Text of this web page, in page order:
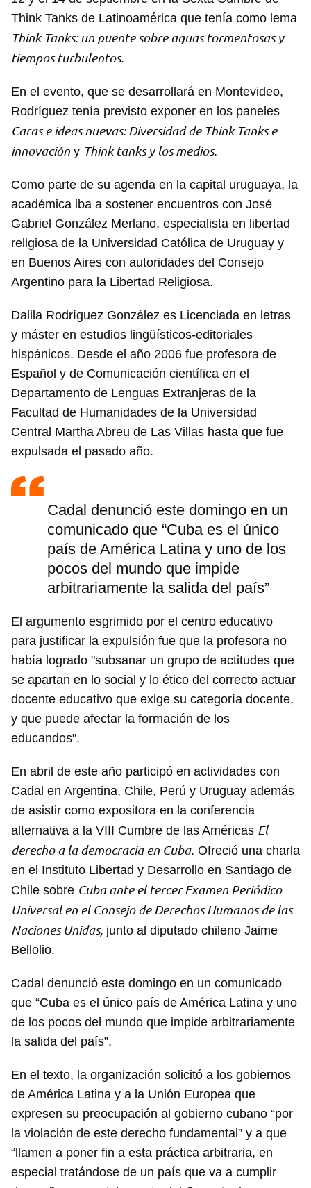
Guardar como favorito
Para poder guardar como favorito, primero has de
Think Tanks de Latinoamérica que tenía como lema
Think Tanks: un puente sobre aguas tormentosas y
tiempos turbulentos.
En el evento, que se desarrollará en Montevideo,
Rodríguez tenía previsto exponer en los paneles
Caras e ideas nuevas: Diversidad de Think Tanks e
innovación y Think tanks y los medios.
Como parte de su agenda en la capital uruguaya, la
académica iba a sostener encuentros con José
Gabriel González Merlano, especialista en libertad
religiosa de la Universidad Católica de Uruguay y
en Buenos Aires con autoridades del Consejo
Argentino para la Libertad Religiosa.
Dalila Rodríguez González es Licenciada en letras
y máster en estudios lingüísticos-editoriales
hispánicos. Desde el año 2006 fue profesora de
Español y de Comunicación científica en el
Departamento de Lenguas Extranjeras de la
Facultad de Humanidades de la Universidad
Central Martha Abreu de Las Villas hasta que fue
expulsada el pasado año.
Cadal denunció este domingo en un
comunicado que “Cuba es el único
país de América Latina y uno de los
pocos del mundo que impide
arbitrariamente la salida del país”
El argumento esgrimido por el centro educativo
para justificar la expulsión fue que la profesora no
había logrado "subsanar un grupo de actitudes que
se apartan en lo social y lo ético del correcto actuar
docente educativo que exige su categoría docente,
y que puede afectar la formación de los
educandos".
En abril de este año participó en actividades con
Cadal en Argentina, Chile, Perú y Uruguay además
de asistir como expositora en la conferencia
alternativa a la VIII Cumbre de las Américas El
derecho a la democracia en Cuba. Ofreció una charla
en el Instituto Libertad y Desarrollo en Santiago de
Chile sobre Cuba ante el tercer Examen Periódico
Universal en el Consejo de Derechos Humanos de las
Naciones Unidas, junto al diputado chileno Jaime
Bellolio.
Cadal denunció este domingo en un comunicado
que “Cuba es el único país de América Latina y uno
de los pocos del mundo que impide arbitrariamente
la salida del país”.
En el texto, la organización solicitó a los gobiernos
de América Latina y a la Unión Europea que
expresen su preocupación al gobierno cubano “por
la violación de este derecho fundamental” y a que
“llamen a poner fin a esta práctica arbitraria, en
especial tratándose de un país que va a cumplir